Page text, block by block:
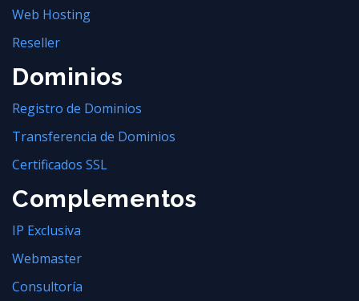
Web Hosting
Reseller
Dominios
Registro de Dominios
Transferencia de Dominios
Certificados SSL
Complementos
IP Exclusiva
Webmaster
Consultoría